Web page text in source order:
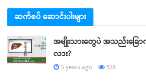
ဆက်စပ် ဆောင်းပါးများ
အမျိုးသားတွေပဲ အသည်းခြော
လား?
3 years ago 528